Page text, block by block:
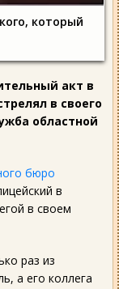
который
акт в
в своего
областной
бюро
в
в своем
раз из
а его коллега